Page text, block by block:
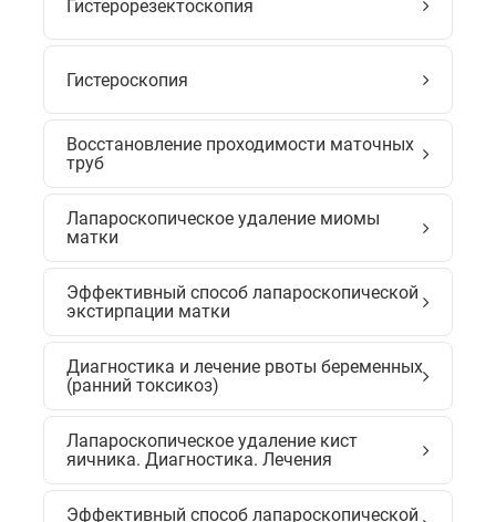
Гистерорезектоскопия
Гистероскопия
Восстановление проходимости маточных
труб
Лапароскопическое удаление миомы
матки
Эффективный способ лапароскопической
экстирпации матки
Диагностика и лечение рвоты беременных
(ранний токсикоз)
Лапароскопическое удаление кист
яичника. Диагностика. Лечения
Эффективный способ лапароскопической